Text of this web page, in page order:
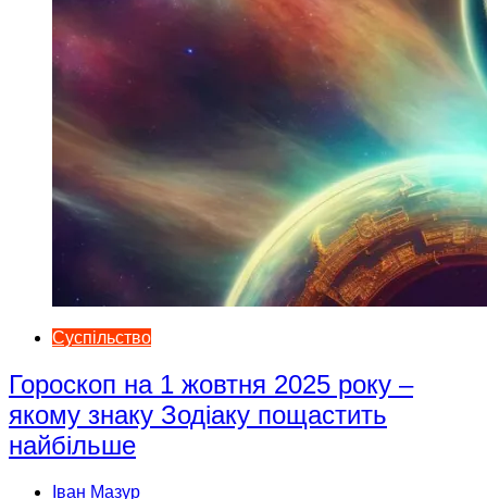
Суспільство
Гороскоп на 1 жовтня 2025 року –
якому знаку Зодіаку пощастить
найбільше
Іван Мазур